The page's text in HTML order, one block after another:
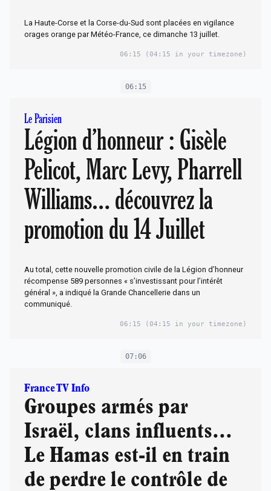
La Haute-Corse et la Corse-du-Sud sont placées en vigilance
orages orange par Météo-France, ce dimanche 13 juillet.
06:15 (04:15 in your timezone)
06:15
Le Parisien
Légion d’honneur : Gisèle
Pelicot, Marc Levy, Pharrell
Williams… découvrez la
promotion du 14 Juillet
Au total, cette nouvelle promotion civile de la Légion d’honneur
récompense 589 personnes « s’investissant pour l’intérêt
général », a indiqué la Grande Chancellerie dans un
communiqué.
06:15 (04:15 in your timezone)
07:06
France TV Info
Groupes armés par
Israël, clans influents...
Le Hamas est-il en train
de perdre le contrôle de